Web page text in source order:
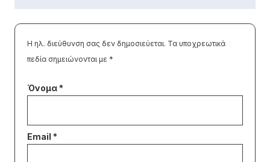
Η ηλ. διεύθυνση σας δεν δημοσιεύεται. Τα υποχρεωτικά
πεδία σημειώνονται με *